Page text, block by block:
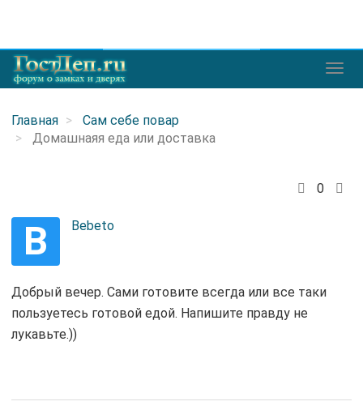
Главная
Сам себе повар
Домашнаяя еда или доставка
0
B Bebeto
Добрый вечер. Сами готовите всегда или все таки
пользуетесь готовой едой. Напишите правду не
лукавьте.))